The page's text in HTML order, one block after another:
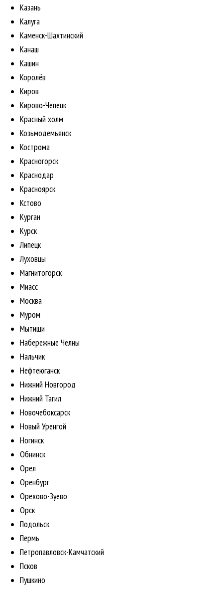
Казань
Калуга
Каменск-Шахтинский
Канаш
Кашин
Королёв
Киров
Кирово-Чепецк
Красный холм
Козьмодемьянск
Кострома
Красногорск
Краснодар
Красноярск
Кстово
Курган
Курск
Липецк
Луховцы
Магнитогорск
Миасс
Москва
Муром
Мытищи
Набережные Челны
Нальчик
Нефтеюганск
Нижний Новгород
Нижний Тагил
Новочебоксарск
Новый Уренгой
Ногинск
Обнинск
Орел
Оренбург
Орехово-Зуево
Орск
Подольск
Пермь
Петропавловск-Камчатский
Псков
Пушкино